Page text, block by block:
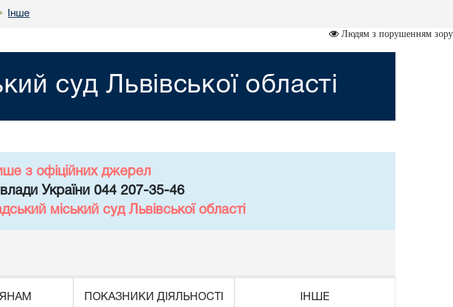
Інше
Людям з порушенням зору
суд Львівської області
з офіційних джерел
України 044 207-35-46
міський суд Львівської області
ПОКАЗНИКИ ДІЯЛЬНОСТІ ІНШЕ